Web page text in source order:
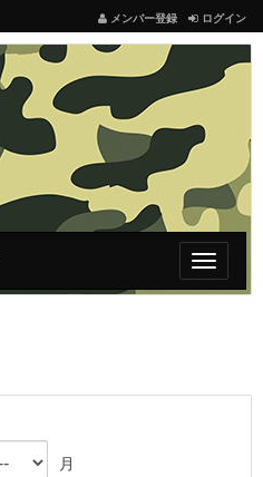
メンバー登録 ログイン
Toggle
月